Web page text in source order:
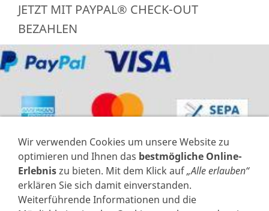
JETZT MIT PAYPAL® CHECK-OUT
BEZAHLEN
VERTRAG WIDERRUFEN
Wir verwenden Cookies um unsere Website zu
optimieren und Ihnen das bestmögliche Online-
Erlebniszu bieten. Mit dem Klick auf„Alle erlauben“
erklären Sie sich damit einverstanden.
Weiterführende Informationen und die